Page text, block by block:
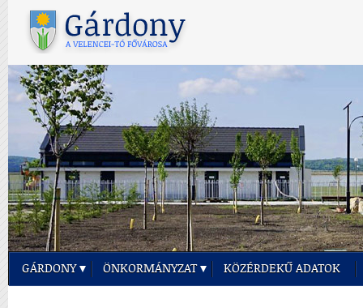
GÁRDONY ÖNKORMÁNYZAT KÖZÉRDEKŰ ADATOK